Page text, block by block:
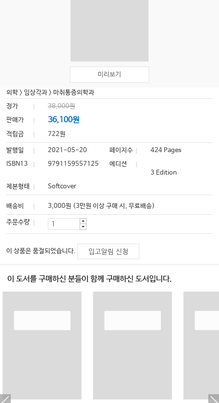
미리보기
의학 > 임상각과 >마취통증의학과
정가
38,000원
판매가
36,100원
적립금 722원
발행일 2021-05-20 페이지수
424 Pages
ISBN13
9791159557125
에디션
3 Edition
제본형태
Softcover
배송비 3,000원 (3만원 이상 구매 시, 무료배송)
주문수량
이 상품은 품절되었습니다. 입고알림 신청
이 도서를 구매하신 분들이 함께 구매하신 도서입니다.